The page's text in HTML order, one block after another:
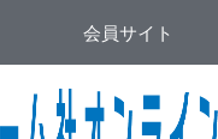
会員サイト